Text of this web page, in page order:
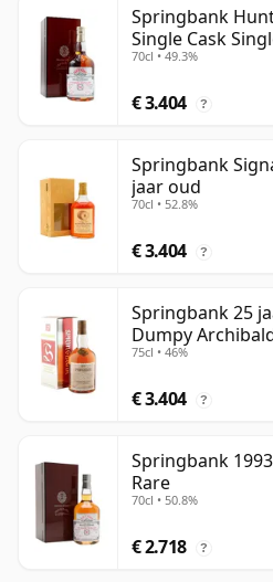
Springbank
Single Cask
oud
70cl • 49.3%
€ 3.404 ?
Springbank
jaar oud
70cl • 52.8%
€ 3.404 ?
Springbank 25
Dumpy
Box
75cl • 46%
€ 3.404 ?
Springbank
Rare
70cl • 50.8%
€ 2.718 ?